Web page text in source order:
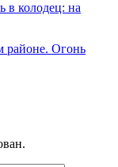
в колодец: на
районе. Огонь